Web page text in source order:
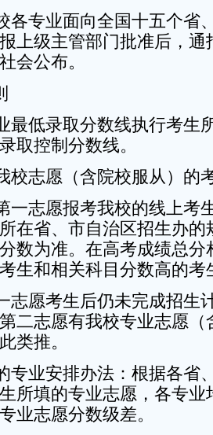
专业面向全国十五个省
上级主管部门批准后，
会公布。
低录取分数线执行考生
取控制分数线。
志愿（含院校服从）的
志愿报考我校的线上考
在省、市自治区招生办
数为准。在高考成绩总
生和相关科目分数高的考
愿考生后仍未完成招生
二志愿有我校专业志愿
类推。
业安排办法：根据各省
所填的专业志愿，各专
业志愿分数级差。